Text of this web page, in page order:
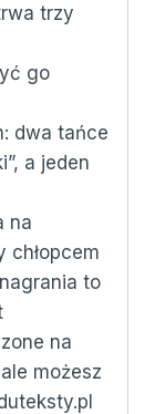
trzy
go
dwa tańce
a jeden
na
chłopcem
to
na
możesz